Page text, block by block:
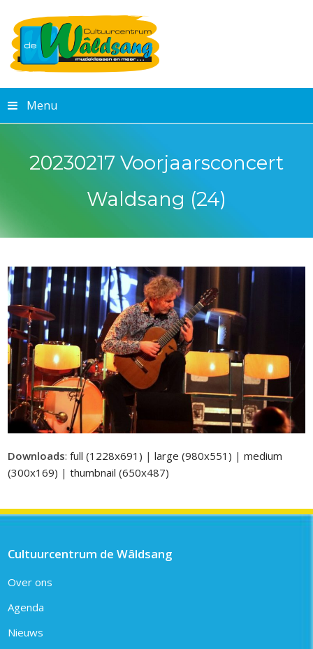
Menu
20230217 Voorjaarsconcert
Waldsang (24)
Downloads:full (1228x691) |large (980x551) |medium
(300x169) |thumbnail (650x487)
Cultuurcentrum de Wâldsang
Over ons
Agenda
Nieuws